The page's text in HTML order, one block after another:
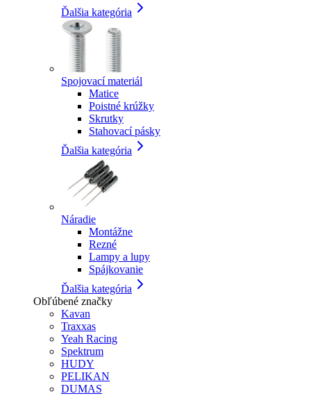
Ďalšia kategória
Spojovací materiál
Matice
Poistné krúžky
Skrutky
Stahovací pásky
Ďalšia kategória
Náradie
Montážne
Rezné
Lampy a lupy
Spájkovanie
Ďalšia kategória
Obľúbené značky
Kavan
Traxxas
Yeah Racing
Spektrum
HUDY
PELIKAN
DUMAS